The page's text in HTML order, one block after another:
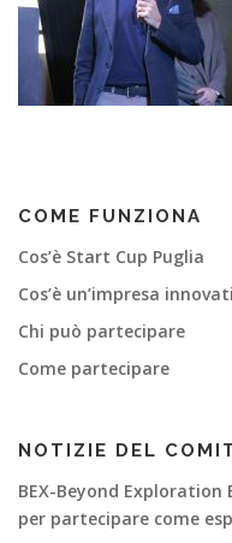
COME FUNZIONA
Cos’è Start Cup Puglia
Cos’è un’impresa
Chi può partecipare
Come partecipare
NOTIZIE DEL
BEX-Beyond
per partecipare come